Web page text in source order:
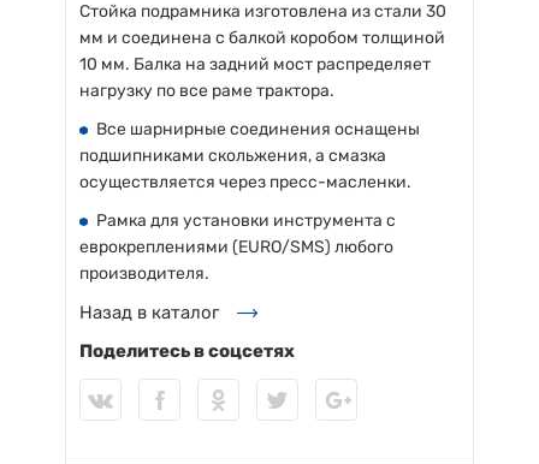
Стойка подрамника изготовлена из стали 30
мм и соединена с балкой коробом толщиной
10 мм. Балка на задний мост распределяет
нагрузку по все раме трактора.
Все шарнирные соединения оснащены
подшипниками скольжения, а смазка
осуществляется через пресс-масленки.
Рамка для установки инструмента с
еврокреплениями (EURO/SMS) любого
производителя.
Назад в каталог
Поделитесь в соцсетях